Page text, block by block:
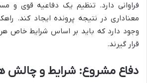
فراوانی دارد. تنظیم یک دفاعیه قوی و
معناداری در نتیجه پرونده ایجاد کند.
وجود دارد که باید بر اساس شرایط خاص هر
قرار گیرند.
دفاع مشروع: شرایط و چالش